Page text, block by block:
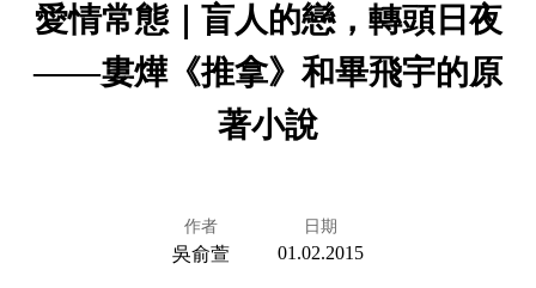
愛情常態｜盲人的戀，轉頭日夜
——婁燁《推拿》和畢飛宇的原
著小說
作者
吳俞萱
日期
01.02.2015